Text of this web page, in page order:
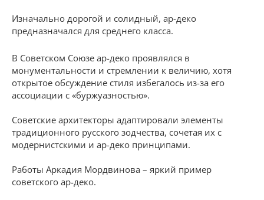
Изначально дорогой и солидный, ар-деко
предназначался для среднего класса.
В Советском Союзе ар-деко проявлялся в
монументальности и стремлении к величию, хотя
открытое обсуждение стиля избегалось из-за его
ассоциации с «буржуазностью».
Советские архитекторы адаптировали элементы
традиционного русского зодчества, сочетая их с
модернистскими и ар-деко принципами.
Работы Аркадия Мордвинова – яркий пример
советского ар-деко.